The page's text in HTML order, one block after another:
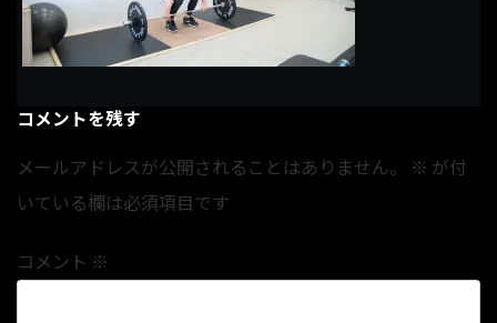
コメントを残す
メールアドレスが公開されることはありません。 ※ が付
いている欄は必須項目です
コメント ※